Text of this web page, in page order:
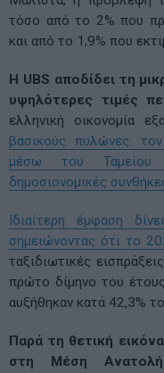
τόσο από το 2% που
και από το 1,9% που
Η UBS αποδίδει τη
υψηλότερες τιμές
ελληνική οικονομία
βασικούς πυλώνες:
μέσω του Ταμείου
δημοσιονομικές
Ιδιαίτερη έμφαση
σημειώνοντας ότι το
ταξιδιωτικές
πρώτο δίμηνο του
αυξήθηκαν κατά 42,3%
Παρά τη θετική
στη Μέση Ανατολή